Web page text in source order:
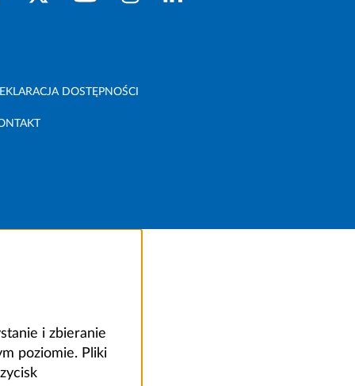
DOSTĘPNOŚCI
i zbieranie
poziomie. Pliki